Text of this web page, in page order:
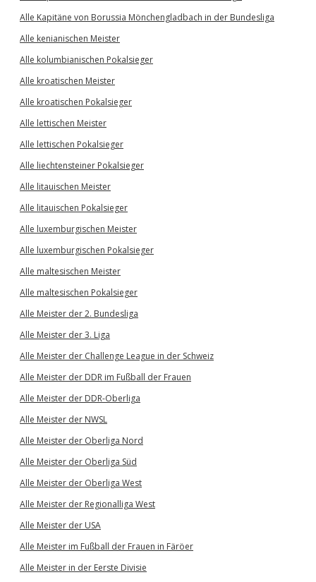
Alle Kapitäne von Borussia Mönchengladbach in der Bundesliga
Alle kenianischen Meister
Alle kolumbianischen Pokalsieger
Alle kroatischen Meister
Alle kroatischen Pokalsieger
Alle lettischen Meister
Alle lettischen Pokalsieger
Alle liechtensteiner Pokalsieger
Alle litauischen Meister
Alle litauischen Pokalsieger
Alle luxemburgischen Meister
Alle luxemburgischen Pokalsieger
Alle maltesischen Meister
Alle maltesischen Pokalsieger
Alle Meister der 2. Bundesliga
Alle Meister der 3. Liga
Alle Meister der Challenge League in der Schweiz
Alle Meister der DDR im Fußball der Frauen
Alle Meister der DDR-Oberliga
Alle Meister der NWSL
Alle Meister der Oberliga Nord
Alle Meister der Oberliga Süd
Alle Meister der Oberliga West
Alle Meister der Regionalliga West
Alle Meister der USA
Alle Meister im Fußball der Frauen in Färöer
Alle Meister in der Eerste Divisie